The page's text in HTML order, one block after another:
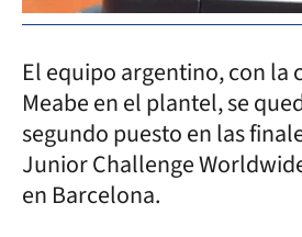
El equipo argentino, con la
Meabe en el plantel, se
segundo puesto en las
Junior Challenge
en Barcelona.